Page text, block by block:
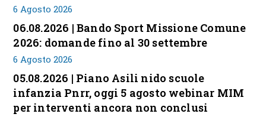
6 Agosto 2026
06.08.2026 | Bando Sport Missione Comune
2026: domande fino al 30 settembre
6 Agosto 2026
05.08.2026 | Piano Asili nido scuole
infanzia Pnrr, oggi 5 agosto webinar MIM
per interventi ancora non conclusi